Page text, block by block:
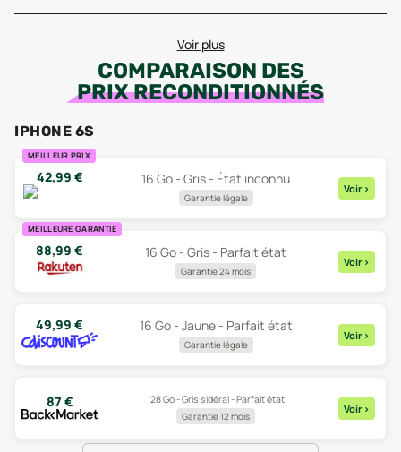
Voir plus
COMPARAISON DES
PRIX RECONDITIONNÉS
IPHONE 6S
MEILLEUR PRIX
42,99 € 16 Go - Gris - État inconnu
Garantie légale
Voir >
MEILLEURE GARANTIE
88,99 € 16 Go - Gris - Parfait état
Garantie 24 mois
Voir >
49,99 € 16 Go - Jaune - Parfait état
Garantie légale
Voir >
87 €
128 Go - Gris sidéral - Parfait état
Garantie 12 mois
Voir >